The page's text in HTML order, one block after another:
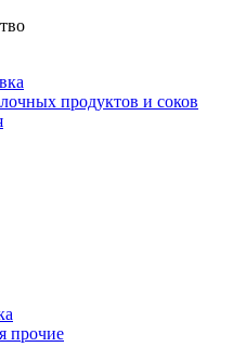
продуктов и соков
прочие